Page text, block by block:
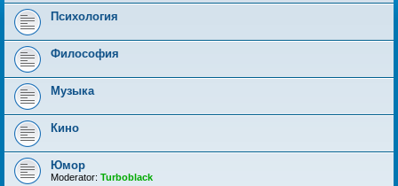
Психология
Философия
Музыка
Кино
Юмор
Moderator: Turboblack